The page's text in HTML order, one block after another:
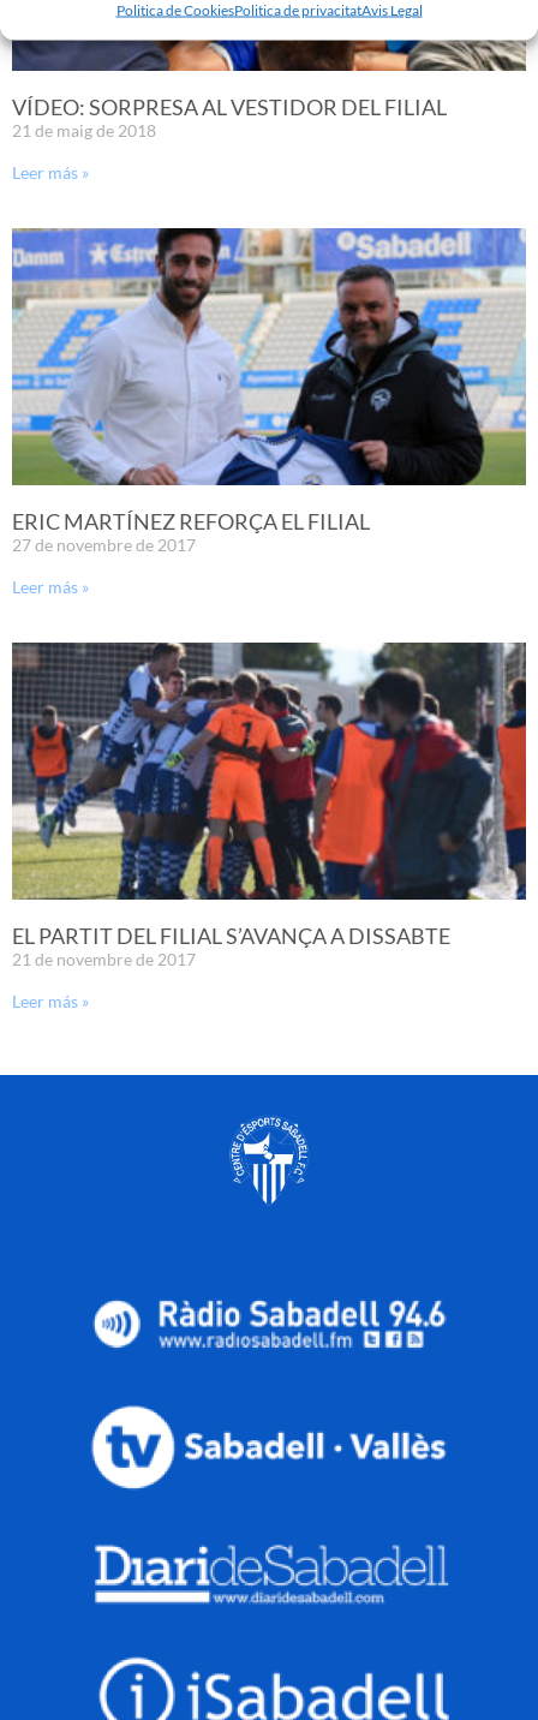
Politica de CookiesPolitica de privacitatAvis Legal
VÍDEO: SORPRESA AL VESTIDOR DEL FILIAL
21 de maig de 2018
Leer más »
ERIC MARTÍNEZ REFORÇA EL FILIAL
27 de novembre de 2017
Leer más »
EL PARTIT DEL FILIAL S’AVANÇA A DISSABTE
21 de novembre de 2017
Leer más »